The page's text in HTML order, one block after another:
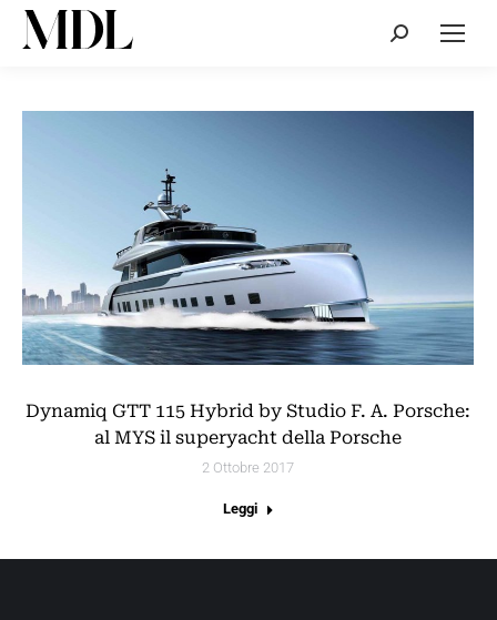
Cerca:
Dynamiq GTT 115 Hybrid by Studio F. A. Porsche:
al MYS il superyacht della Porsche
2 Ottobre 2017
Leggi